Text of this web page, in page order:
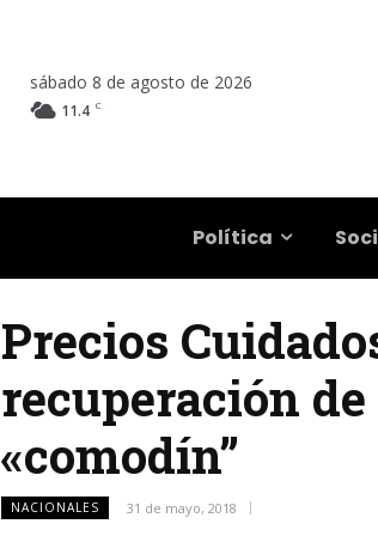
sábado 8 de agosto de 2026
11.4 C
Política
Precios
recuperación
«comodín”
NACIONALES 31 de mayo, 2018